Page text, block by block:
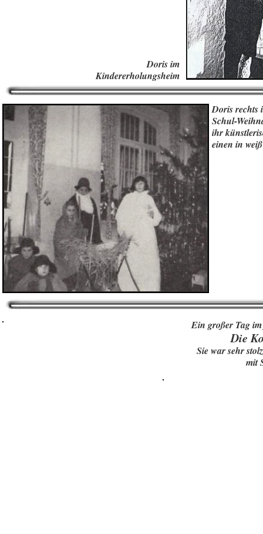
Doris im
Kindererholungsheim
Doris rechts
Schul-
ihr
einen in
Ein großer Tag
Die
Sie war sehr
mit